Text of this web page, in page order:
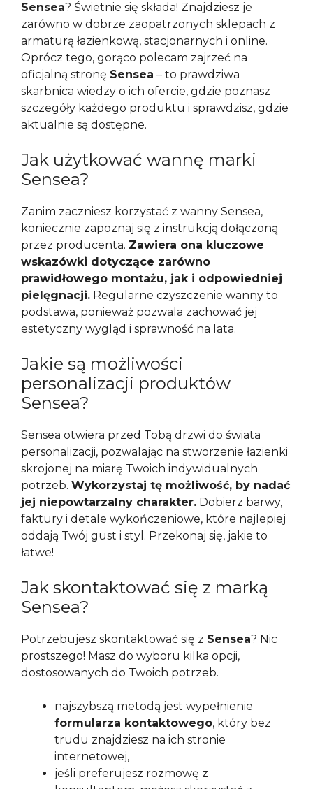
Sensea? Świetnie się składa! Znajdziesz je
zarówno w dobrze zaopatrzonych sklepach z
armaturą łazienkową, stacjonarnych i online.
Oprócz tego, gorąco polecam zajrzeć na
oficjalną stronę Sensea – to prawdziwa
skarbnica wiedzy o ich ofercie, gdzie poznasz
szczegóły każdego produktu i sprawdzisz, gdzie
aktualnie są dostępne.
Jak użytkować wannę marki
Sensea?
Zanim zaczniesz korzystać z wanny Sensea,
koniecznie zapoznaj się z instrukcją dołączoną
przez producenta. Zawiera ona kluczowe
wskazówki dotyczące zarówno
prawidłowego montażu, jak i odpowiedniej
pielęgnacji. Regularne czyszczenie wanny to
podstawa, ponieważ pozwala zachować jej
estetyczny wygląd i sprawność na lata.
Jakie są możliwości
personalizacji produktów
Sensea?
Sensea otwiera przed Tobą drzwi do świata
personalizacji, pozwalając na stworzenie łazienki
skrojonej na miarę Twoich indywidualnych
potrzeb. Wykorzystaj tę możliwość, by nadać
jej niepowtarzalny charakter. Dobierz barwy,
faktury i detale wykończeniowe, które najlepiej
oddają Twój gust i styl. Przekonaj się, jakie to
łatwe!
Jak skontaktować się z marką
Sensea?
Potrzebujesz skontaktować się z Sensea? Nic
prostszego! Masz do wyboru kilka opcji,
dostosowanych do Twoich potrzeb.
najszybszą metodą jest wypełnienie
formularza kontaktowego, który bez
trudu znajdziesz na ich stronie
internetowej,
jeśli preferujesz rozmowę z